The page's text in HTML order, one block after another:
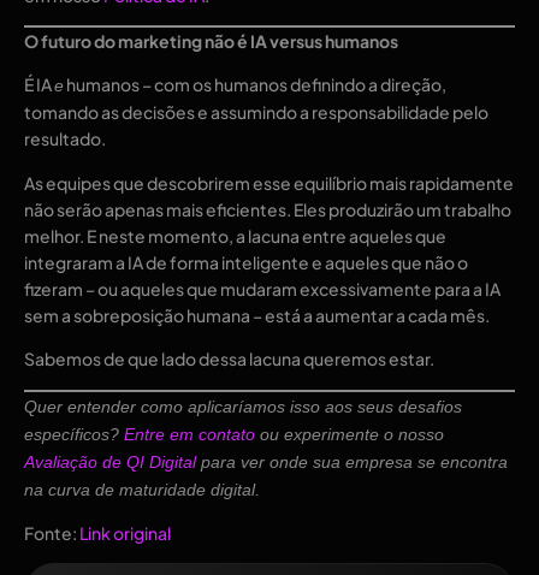
O futuro do marketing não é IA versus humanos
É IAehumanos – com os humanos definindo a direção,
tomando as decisões e assumindo a responsabilidade pelo
resultado.
As equipes que descobrirem esse equilíbrio mais rapidamente
não serão apenas mais eficientes. Eles produzirão um trabalho
melhor. E neste momento, a lacuna entre aqueles que
integraram a IA de forma inteligente e aqueles que não o
fizeram – ou aqueles que mudaram excessivamente para a IA
sem a sobreposição humana – está a aumentar a cada mês.
Sabemos de que lado dessa lacuna queremos estar.
Quer entender como aplicaríamos isso aos seus desafios
específicos? Entre em contato ou experimente o nosso
Avaliação de QI Digitalpara ver onde sua empresa se encontra
na curva de maturidade digital.
Fonte: Link original